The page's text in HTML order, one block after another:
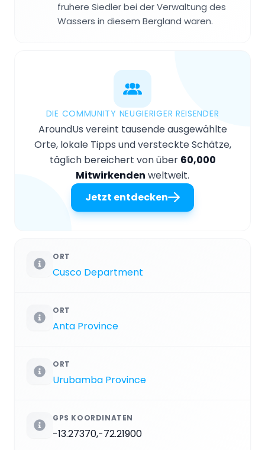
fruhere Siedler bei der Verwaltung des
Wassers in diesem Bergland waren.
DIE COMMUNITY NEUGIERIGER REISENDER
AroundUs vereint tausende ausgewählte
Orte, lokale Tipps und versteckte Schätze,
täglich bereichert von über 60,000
Mitwirkenden weltweit.
Jetzt entdecken
ORT
Cusco Department
ORT
Anta Province
ORT
Urubamba Province
GPS KOORDINATEN
-13.27370,-72.21900